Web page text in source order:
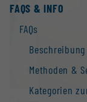
FAQS & INFO
FAQs
Methoden &
Kategorien